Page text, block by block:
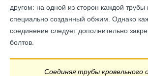
другом: на одной из сторон каждой трубы
специально созданный обжим. Однако
соединение следует дополнительно
болтов.
Соединяя трубы кровельного